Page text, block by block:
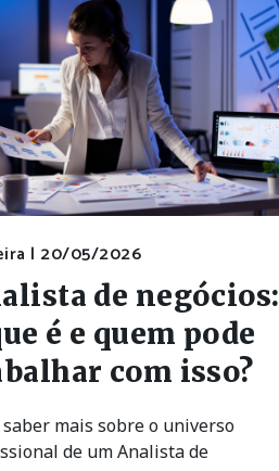
| 20/05/2026
de negócios:
é e quem pode
com isso?
saber mais sobre o universo
de um Analista de